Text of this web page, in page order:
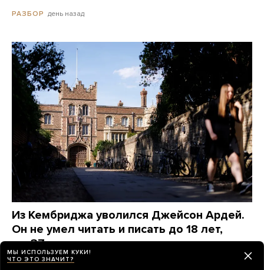
РАЗБОР день назад
Из Кембриджа уволился Джейсон Ардей.
Он не умел читать и писать до 18 лет,
а в 37 стал самым молодым темнокожим
профессором в университете
МЫ ИСПОЛЬЗУЕМ КУКИ!
ЧТО ЭТО ЗНАЧИТ?